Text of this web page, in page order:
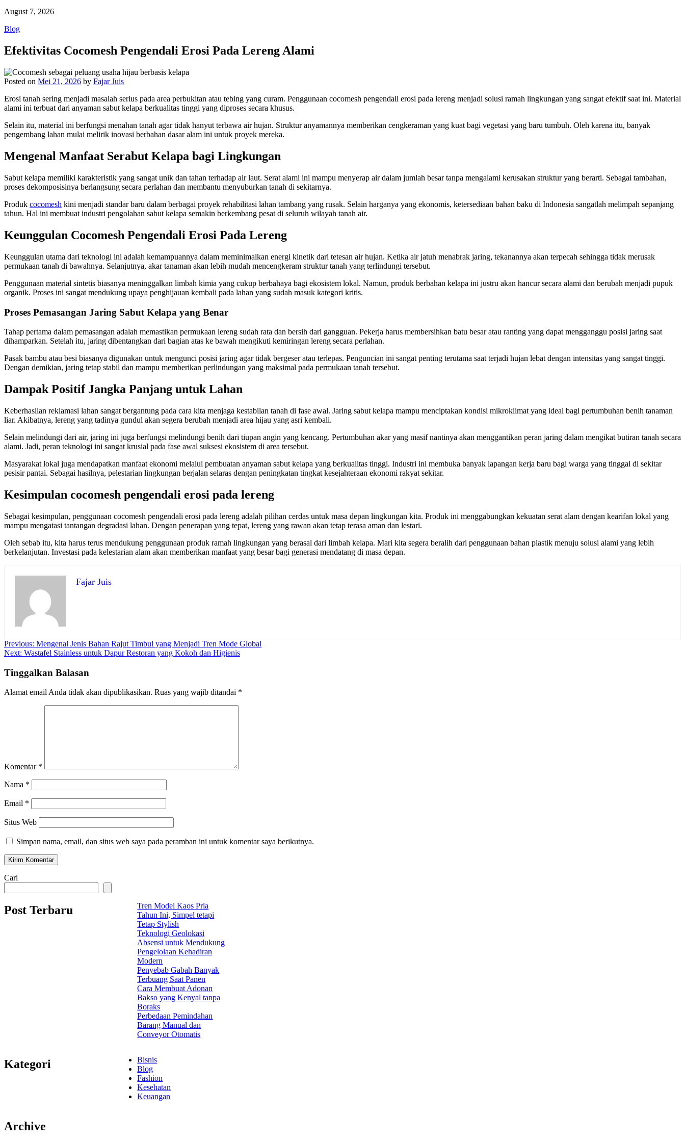
August 7, 2026
Blog
Efektivitas Cocomesh Pengendali Erosi Pada Lereng Alami
Posted on Mei 21, 2026 by Fajar Juis
Erosi tanah sering menjadi masalah serius pada area perbukitan atau tebing yang curam. Penggunaan cocomesh pengendali erosi pada lereng menjadi solusi ramah lingkungan yang sangat efektif saat ini. Material
alami ini terbuat dari anyaman sabut kelapa berkualitas tinggi yang diproses secara khusus.
Selain itu, material ini berfungsi menahan tanah agar tidak hanyut terbawa air hujan. Struktur anyamannya memberikan cengkeraman yang kuat bagi vegetasi yang baru tumbuh. Oleh karena itu, banyak
pengembang lahan mulai melirik inovasi berbahan dasar alam ini untuk proyek mereka.
Mengenal Manfaat Serabut Kelapa bagi Lingkungan
Sabut kelapa memiliki karakteristik yang sangat unik dan tahan terhadap air laut. Serat alami ini mampu menyerap air dalam jumlah besar tanpa mengalami kerusakan struktur yang berarti. Sebagai tambahan,
proses dekomposisinya berlangsung secara perlahan dan membantu menyuburkan tanah di sekitarnya.
Produk cocomesh kini menjadi standar baru dalam berbagai proyek rehabilitasi lahan tambang yang rusak. Selain harganya yang ekonomis, ketersediaan bahan baku di Indonesia sangatlah melimpah sepanjang
tahun. Hal ini membuat industri pengolahan sabut kelapa semakin berkembang pesat di seluruh wilayah tanah air.
Keunggulan Cocomesh Pengendali Erosi Pada Lereng
Keunggulan utama dari teknologi ini adalah kemampuannya dalam meminimalkan energi kinetik dari tetesan air hujan. Ketika air jatuh menabrak jaring, tekanannya akan terpecah sehingga tidak merusak
permukaan tanah di bawahnya. Selanjutnya, akar tanaman akan lebih mudah mencengkeram struktur tanah yang terlindungi tersebut.
Penggunaan material sintetis biasanya meninggalkan limbah kimia yang cukup berbahaya bagi ekosistem lokal. Namun, produk berbahan kelapa ini justru akan hancur secara alami dan berubah menjadi pupuk
organik. Proses ini sangat mendukung upaya penghijauan kembali pada lahan yang sudah masuk kategori kritis.
Proses Pemasangan Jaring Sabut Kelapa yang Benar
Tahap pertama dalam pemasangan adalah memastikan permukaan lereng sudah rata dan bersih dari gangguan. Pekerja harus membersihkan batu besar atau ranting yang dapat mengganggu posisi jaring saat
dihamparkan. Setelah itu, jaring dibentangkan dari bagian atas ke bawah mengikuti kemiringan lereng secara perlahan.
Pasak bambu atau besi biasanya digunakan untuk mengunci posisi jaring agar tidak bergeser atau terlepas. Penguncian ini sangat penting terutama saat terjadi hujan lebat dengan intensitas yang sangat tinggi.
Dengan demikian, jaring tetap stabil dan mampu memberikan perlindungan yang maksimal pada permukaan tanah tersebut.
Dampak Positif Jangka Panjang untuk Lahan
Keberhasilan reklamasi lahan sangat bergantung pada cara kita menjaga kestabilan tanah di fase awal. Jaring sabut kelapa mampu menciptakan kondisi mikroklimat yang ideal bagi pertumbuhan benih tanaman
liar. Akibatnya, lereng yang tadinya gundul akan segera berubah menjadi area hijau yang asri kembali.
Selain melindungi dari air, jaring ini juga berfungsi melindungi benih dari tiupan angin yang kencang. Pertumbuhan akar yang masif nantinya akan menggantikan peran jaring dalam mengikat butiran tanah secara
alami. Jadi, peran teknologi ini sangat krusial pada fase awal suksesi ekosistem di area tersebut.
Masyarakat lokal juga mendapatkan manfaat ekonomi melalui pembuatan anyaman sabut kelapa yang berkualitas tinggi. Industri ini membuka banyak lapangan kerja baru bagi warga yang tinggal di sekitar
pesisir pantai. Sebagai hasilnya, pelestarian lingkungan berjalan selaras dengan peningkatan tingkat kesejahteraan ekonomi rakyat sekitar.
Kesimpulan cocomesh pengendali erosi pada lereng
Sebagai kesimpulan, penggunaan cocomesh pengendali erosi pada lereng adalah pilihan cerdas untuk masa depan lingkungan kita. Produk ini menggabungkan kekuatan serat alam dengan kearifan lokal yang
mampu mengatasi tantangan degradasi lahan. Dengan penerapan yang tepat, lereng yang rawan akan tetap terasa aman dan lestari.
Oleh sebab itu, kita harus terus mendukung penggunaan produk ramah lingkungan yang berasal dari limbah kelapa. Mari kita segera beralih dari penggunaan bahan plastik menuju solusi alami yang lebih
berkelanjutan. Investasi pada kelestarian alam akan memberikan manfaat yang besar bagi generasi mendatang di masa depan.
Fajar Juis
Navigasi
pos
Previous: Mengenal Jenis Bahan Rajut Timbul yang Menjadi Tren Mode Global
Next: Wastafel Stainless untuk Dapur Restoran yang Kokoh dan Higienis
Tinggalkan Balasan
Alamat email Anda tidak akan dipublikasikan. Ruas yang wajib ditandai *
Komentar *
Nama *
Email *
Situs Web
Simpan nama, email, dan situs web saya pada peramban ini untuk komentar saya berikutnya.
Cari
Post Terbaru
Tren Model Kaos Pria
Tahun Ini, Simpel tetapi
Tetap Stylish
Teknologi Geolokasi
Absensi untuk Mendukung
Pengelolaan Kehadiran
Modern
Penyebab Gabah Banyak
Terbuang Saat Panen
Cara Membuat Adonan
Bakso yang Kenyal tanpa
Boraks
Perbedaan Pemindahan
Barang Manual dan
Conveyor Otomatis
Kategori
Bisnis
Blog
Fashion
Kesehatan
Keuangan
Archive